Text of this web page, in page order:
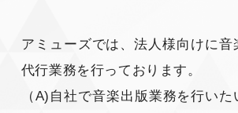
ENGLISH
アミューズでは、法人様向けに音
代行業務を行っております。
（A)自社で音楽出版業務を行い